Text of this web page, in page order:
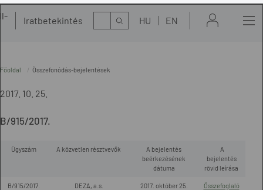
Iratbetekintés Kereső HU EN
Főoldal Összefonódás-bejelentések
2017. 10. 25.
B/915/2017.
Ügyszám A közvetlen résztvevők
A bejelentés
beérkezésének
dátuma
A
bejelentés
rövid leírása
B/915/2017.
DEZA, a.s.
2017. október 25. Összefoglaló